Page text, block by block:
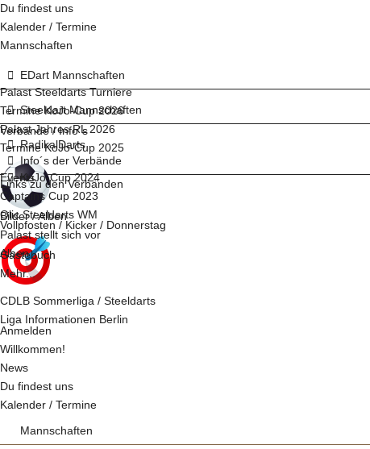
Du findest uns
Kalender / Termine
Mannschaften
EDart Mannschaften
Steeldart Mannschaften
RadikalDarts
Vollpfosten / Kicker / Donnerstag
CDLB Sommerliga / Steeldarts
Liga Informationen Berlin
Palast Steeldarts Turniere
Termine KoJo-Cup 2026
Palast Jahres RL 2026
Termine KoJo-Cup 2025
KoJo-Cup 2024
Verbände / Info´s
Info´s der Verbände
Links zu den Verbänden
Events
Captains Cup 2023
Olic Steeldarts WM
Bilder / Alben
Palast stellt sich vor
Alben
Gästebuch
Mehr...
Anmelden
Willkommen!
News
Du findest uns
Kalender / Termine
Mannschaften